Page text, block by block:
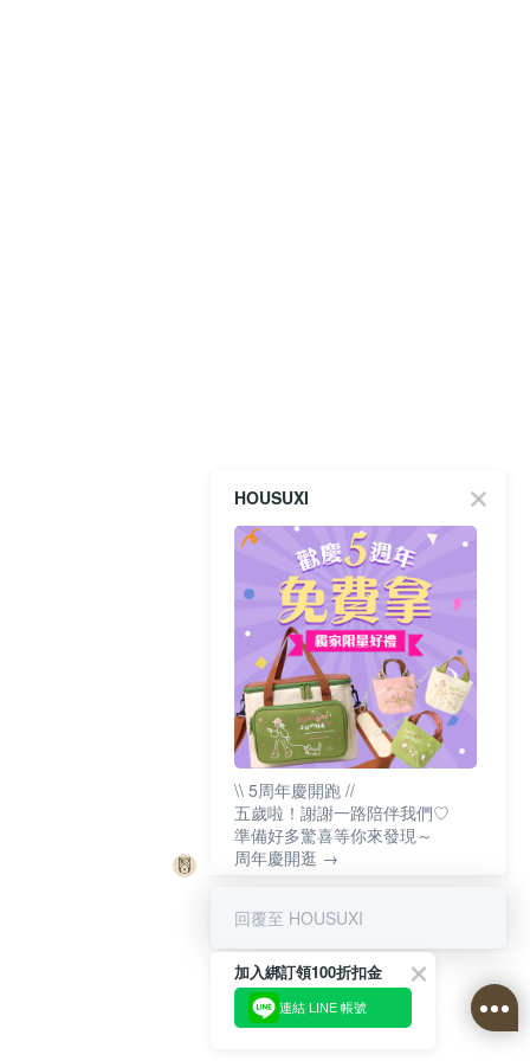
HOUSUXI
\\ 5周年慶開跑 //
五歲啦！謝謝一路陪伴我們♡
準備好多驚喜等你來發現～
周年慶開逛 →
回覆至 HOUSUXI
加入綁訂領100折扣金
連結 LINE 帳號